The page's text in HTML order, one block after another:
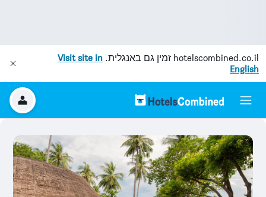
hotelscombined.co.il זמין גם באנגלית. Visit site in
English